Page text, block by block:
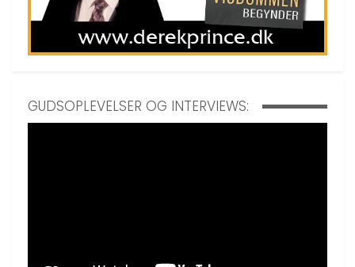
GUDSOPLEVELSER OG INTERVIEWS: